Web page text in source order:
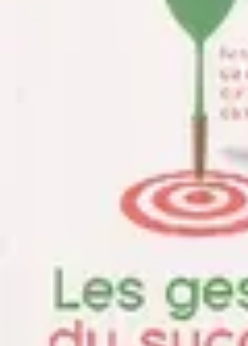
Relations amoureuses
Psychologie de l'Amour